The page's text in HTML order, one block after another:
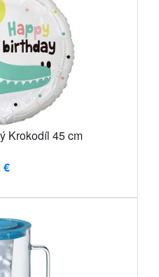
Krokodíl 45 cm
€